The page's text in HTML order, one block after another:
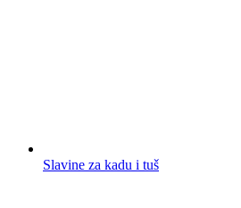
Slavine za kadu i tuš